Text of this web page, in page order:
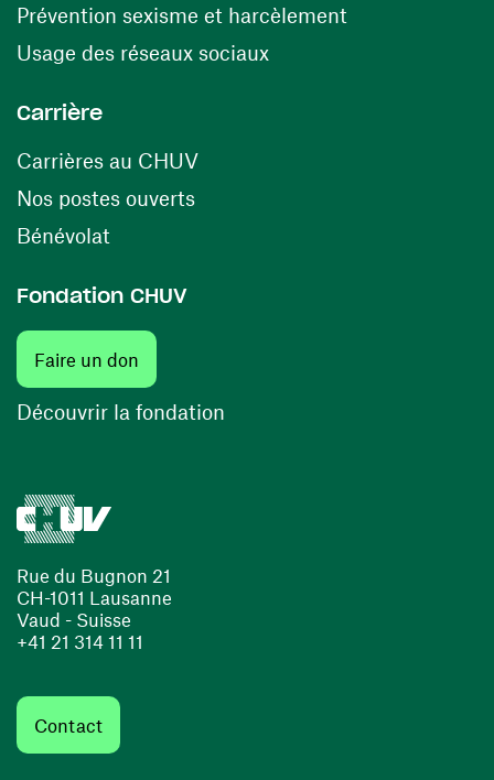
Rue du Bugnon 21
CH-1011 Lausanne
Vaud - Suisse
+41 21 314 11 11
Contact
Prévention sexisme et harcèlement
Usage des réseaux sociaux(ouvre une nouvelle
Carrière
Carrières au CHUV(ouvre une nouvelle fenêtre)
Nos postes ouverts(ouvre une nouvelle fenêtre)
Bénévolat
Fondation CHUV
Faire un don
Découvrir la fondation